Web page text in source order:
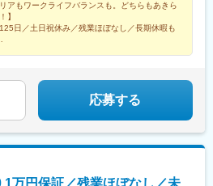
リモートワークの先輩も。遠方の方はフル
フステージの変化に合わせて、柔軟な働
リアもワークライフバランスも。どちらもあきら
】
日／土日祝休み／残業ほぼなし／長期休暇も
応募する
万円保証／残業ほぼなし／未